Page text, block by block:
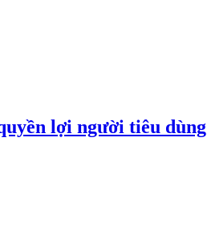
lợi người tiêu dùng